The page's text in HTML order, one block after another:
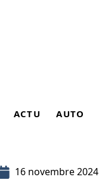
ACTU AUTO
16 novembre 2024